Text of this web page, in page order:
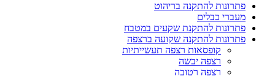
פתרונות להתקנה בריהוט
מעברי כבלים
פתרונות להתקנת שקעים במטבח
פתרונות להתקנה שקועה ברצפה
קופסאות רצפה תעשייתיות
רצפה יבשה
רצפה רטובה